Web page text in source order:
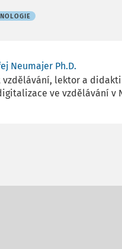
Neumajer Ph.D.
vzdělávání, lektor a
ve vzdělávání v